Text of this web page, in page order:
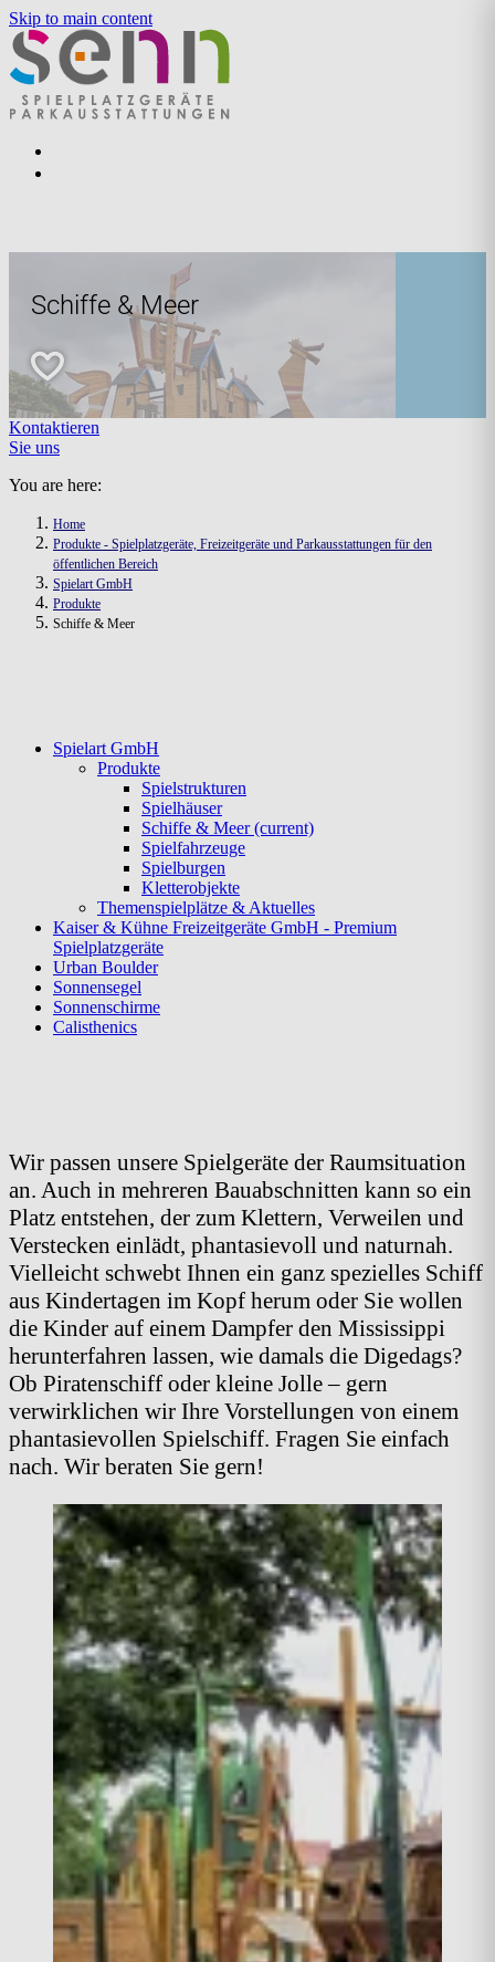
Skip to main content
Schiffe & Meer
Kontaktieren
Sie uns
You are here:
Home
Produkte - Spielplatzgeräte, Freizeitgeräte und Parkausstattungen für den
öffentlichen Bereich
Spielart GmbH
Produkte
Schiffe & Meer
Spielart GmbH
Produkte
Spielstrukturen
Spielhäuser
Schiffe & Meer(current)
Spielfahrzeuge
Spielburgen
Kletterobjekte
Themenspielplätze & Aktuelles
Kaiser & Kühne Freizeitgeräte GmbH - Premium
Spielplatzgeräte
Urban Boulder
Sonnensegel
Sonnenschirme
Calisthenics
Wir passen unsere Spielgeräte der Raumsituation
an. Auch in mehreren Bauabschnitten kann so ein
Platz entstehen, der zum Klettern, Verweilen und
Verstecken einlädt, phantasievoll und naturnah.
Vielleicht schwebt Ihnen ein ganz spezielles Schiff
aus Kindertagen im Kopf herum oder Sie wollen
die Kinder auf einem Dampfer den Mississippi
herunterfahren lassen, wie damals die Digedags?
Ob Piratenschiff oder kleine Jolle – gern
verwirklichen wir Ihre Vorstellungen von einem
phantasievollen Spielschiff. Fragen Sie einfach
nach. Wir beraten Sie gern!